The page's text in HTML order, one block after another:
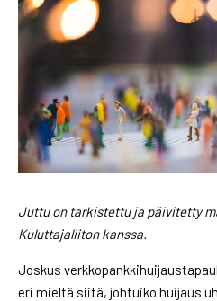
Juttu on tarkistettu ja päivitetty
Kuluttajaliiton kanssa.
Joskus
eri mieltä siitä, johtuiko huijaus